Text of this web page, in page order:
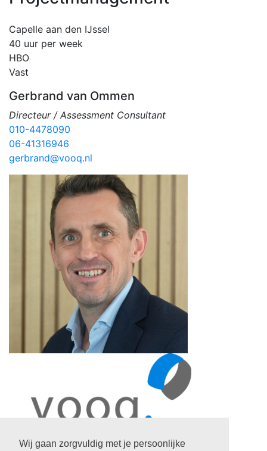
Wij gaan zorgvuldig met je persoonlijke
Capelle aan den IJssel
40 uur per week
HBO
Vast
Gerbrand van Ommen
Directeur / Assessment Consultant
010-4478090
06-41316946
gerbrand@vooq.nl